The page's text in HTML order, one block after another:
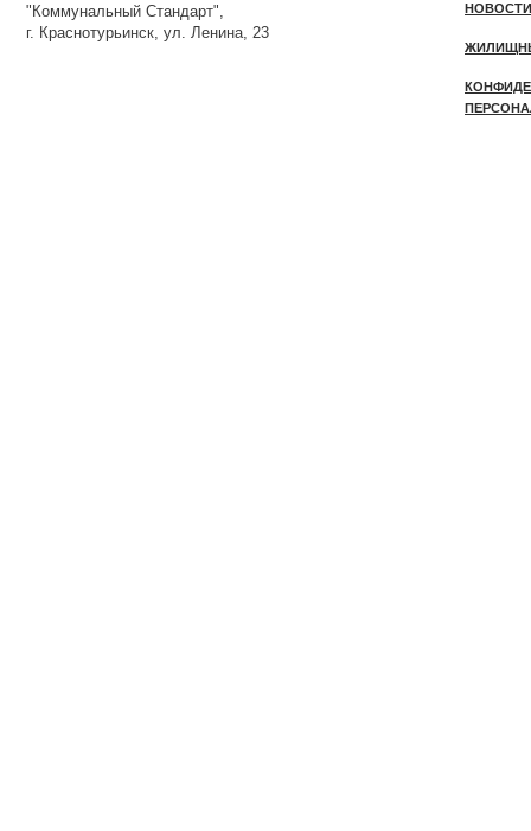
"Коммунальный Стандарт",
г. Краснотурьинск, ул. Ленина, 23
НОВОСТИ